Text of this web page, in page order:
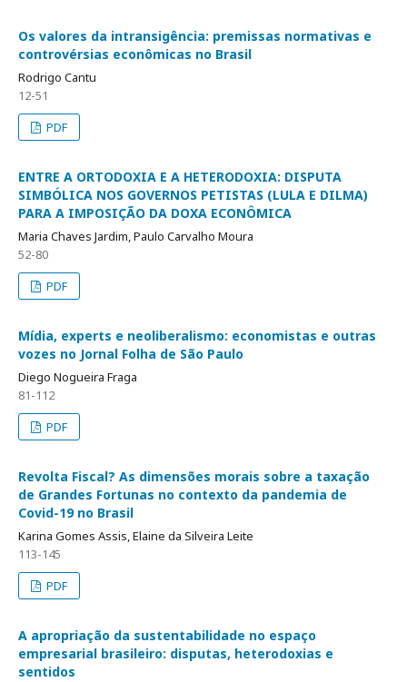
Os valores da intransigência: premissas normativas e
controvérsias econômicas no Brasil
Rodrigo Cantu
12-51
PDF
ENTRE A ORTODOXIA E A HETERODOXIA: DISPUTA
SIMBÓLICA NOS GOVERNOS PETISTAS (LULA E DILMA)
PARA A IMPOSIÇÃO DA DOXA ECONÔMICA
Maria Chaves Jardim, Paulo Carvalho Moura
52-80
PDF
Mídia, experts e neoliberalismo: economistas e outras
vozes no Jornal Folha de São Paulo
Diego Nogueira Fraga
81-112
PDF
Revolta Fiscal? As dimensões morais sobre a taxação
de Grandes Fortunas no contexto da pandemia de
Covid-19 no Brasil
Karina Gomes Assis, Elaine da Silveira Leite
113-145
PDF
A apropriação da sustentabilidade no espaço
empresarial brasileiro: disputas, heterodoxias e
sentidos